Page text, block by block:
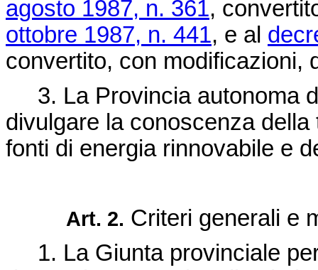
agosto 1987, n. 361,
ottobre 1987, n. 441, e al
convertito, con modificazioni,
3. La Provincia autonoma
divulgare la conoscenza
fonti di energia rinnovabile e
Art. 2. Criteri generali e
1. La Giunta provinciale